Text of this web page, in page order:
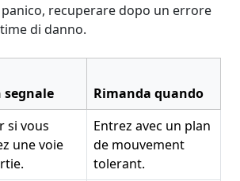
recuperare dopo un errore
di danno.
segnale
Rimanda quando
si vous
une voie
Entrez avec un plan
de mouvement
tolerant.